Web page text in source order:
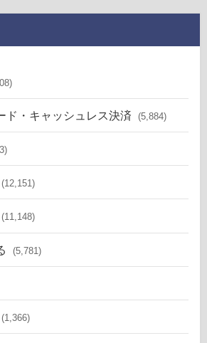
ド・キャッシュレス決済 (5,884)
(12,151)
(11,148)
(5,781)
(1,366)